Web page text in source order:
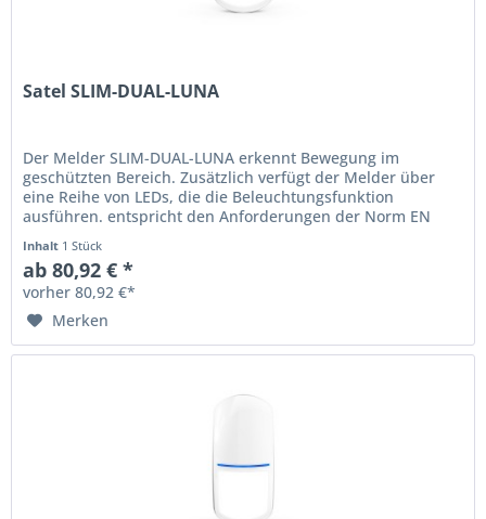
Satel SLIM-DUAL-LUNA
Der Melder SLIM-DUAL-LUNA erkennt Bewegung im
geschützten Bereich. Zusätzlich verfügt der Melder über
eine Reihe von LEDs, die die Beleuchtungsfunktion
ausführen. entspricht den Anforderungen der Norm EN
Inhalt 1 Stück
ab 80,92 € *
vorher 80,92 €*
Merken